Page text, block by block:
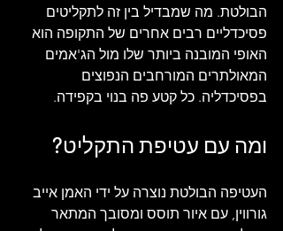
הבולטת. מה שמבדיל בין זה לתקליטים
פסיכדליים רבים אחרים של התקופה הוא
האופי המובנה ביותר שלו מול הג'אמים
המאולתרים המורחבים הנפוצים
בפסיכדליה. כל קטע פה בנוי בקפידה.
ומה עם עטיפת התקליט?
העטיפה הבולטת נוצרה על ידי האמן אייב
גורווין, עם איור תוסס ומסובך המתאר